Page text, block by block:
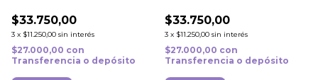
$33.750,00
3 x $11.250,00 sin interés
$27.000,00 con
Transferencia o depósito
$33.750,00
3 x $11.250,00 sin interés
$27.000,00 con
Transferencia o depósito